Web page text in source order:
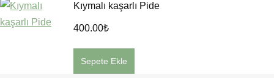
Kıymalı kaşarlı Pide
400.00₺
Sepete Ekle